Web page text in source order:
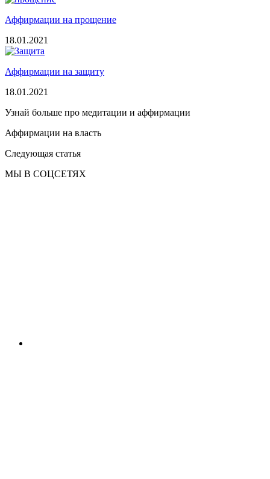
Аффирмации на прощение
18.01.2021
Аффирмации на защиту
18.01.2021
Узнай больше про медитации и аффирмации
Аффирмации на власть
Следующая статья
МЫ В СОЦСЕТЯХ